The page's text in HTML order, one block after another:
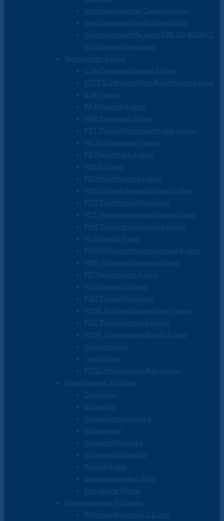
Verschiedenartige Gewindestäbe
Verschiedenartige Rundvollstäbe
Schichtpressstoffe nach DIN EN 45545-2
für Schienenfahrzeuge
Technischen Folien
CTA Cellulosetriacetat-Folien
ECTFE Ethylenchlortrifluorethylen-Folien
EVA-Folien
PA Polyamid-Folien
PAR Polyarylat-Folien
PBT Polybutylenterephthalat-Folien
PC Polycarbonat-Folien
PE Polyethylen-Folien
PEEK-Folien
PEI Polyetherimid-Folien
PEN Polyethylennaphthalat-Folien
PES Polyethersulfon-Folien
PET Polyethylenterephthalat-Folien
PHB Polyhydroxybutyrate-Folien
PI Polyimid-Folien
PMMA Polymethylmethacrylat-Folien
PMP Polymethylpenten-Folien
PP Polypropylen-Folien
PS Polystyrol-Folien
PSU Polysulfon-Folien
PTFE Polytetrafluorethylen-Folien
PVC Polyvinylchlorid-Folien
PVDF Polyvinylidenfluorid-Folien
Solarprodukte
Trennfolien
PPSU Polyphenylsulfon-Folien
Verschiedene Produkte
Dogbones
Eckprofile
Glasseidenschläuche
Kabelbinder
Nutverschlußstäbe
Schrumpfschläuche
Wickelbänder
Spiralgewickeltes Rohr
Extrudierte Rohre
Wärmeleitende Produkte
Wärmeleitfolien bis 0,5 mm